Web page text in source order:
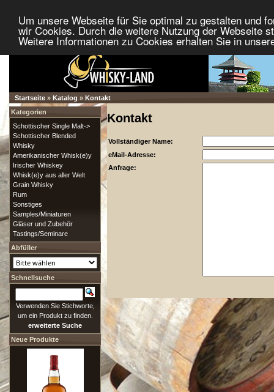
Um unsere Webseite für Sie optimal zu gestalten und
wir Cookies. Durch die weitere Nutzung der Webseite
Weitere Informationen zu Cookies erhalten Sie in
Startseite » Katalog » Kontakt
Kontakt
Vollständiger Name:
eMail-Adresse:
Anfrage:
Kategorien
Schottischer Single Malt->
Schottischer Blended
Whisky
Amerikanischer Whisk(e)y
Irischer Whiskey
Whisk(e)y aus aller Welt
Grain Whisky
Rum
Sonstiges
Samples/Miniaturen
Gläser und Zubehör
Tastings/Seminare
Abfüller
Schnellsuche
Verwenden Sie Stichworte,
um ein Produkt zu finden.
erweiterte Suche
Neue Produkte